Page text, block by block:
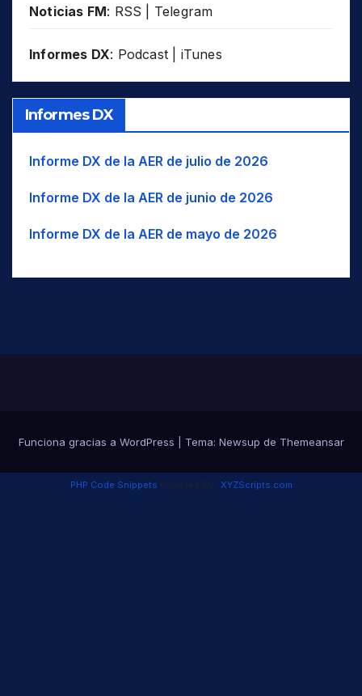
Noticias FM: RSS Telegram
Informes DX: Podcast iTunes
Informes DX
Informe DX de la AER de julio de 2026
Informe DX de la AER de junio de 2026
Informe DX de la AER de mayo de 2026
Funciona gracias a WordPress Tema: Newsup de Themeansar
PHP Code Snippets Powered By : XYZScripts.com